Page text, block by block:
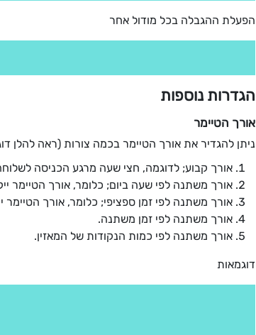
הפעלת ההגבלה בכל מודול אחר
הגדרות נוספות
אורך הטיימר
ניתן להגדיר את אורך הטיימר בכמה צורות (ראה להלן
אורך קבוע; לדוגמה, חצי שעה מרגע הכניסה
אורך משתנה לפי שעה ביום; כלומר, אורך הטיימר
אורך משתנה לפי זמן ספציפי; כלומר, אורך הטיימר
אורך משתנה לפי זמן משתנה.
אורך משתנה לפי כמות הנקודות של המאזין.
דוגמאות